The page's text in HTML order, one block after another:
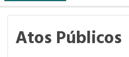
Atos Públicos